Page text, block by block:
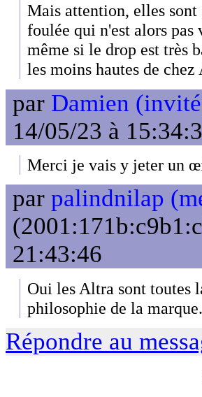
Mais attention, elles
foulée qui n'est alors pas
même si le drop est très
les moins hautes de chez
par Damien
14/05/23 à
Merci je vais y jeter un
par palindnilap
21:43:46
Oui les Altra sont toutes
philosophie de la
Répondre au